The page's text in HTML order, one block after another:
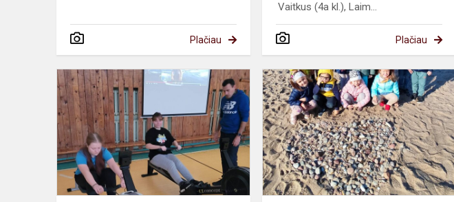
Plačiau
Vaitkus (4a kl.), Laim...
Plačiau
Netradicinė
fizinio
ugdymo
pamoka